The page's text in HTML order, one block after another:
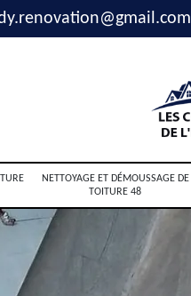
NETTOYAGE ET DÉMOUSSAGE DE
TOITURE 48